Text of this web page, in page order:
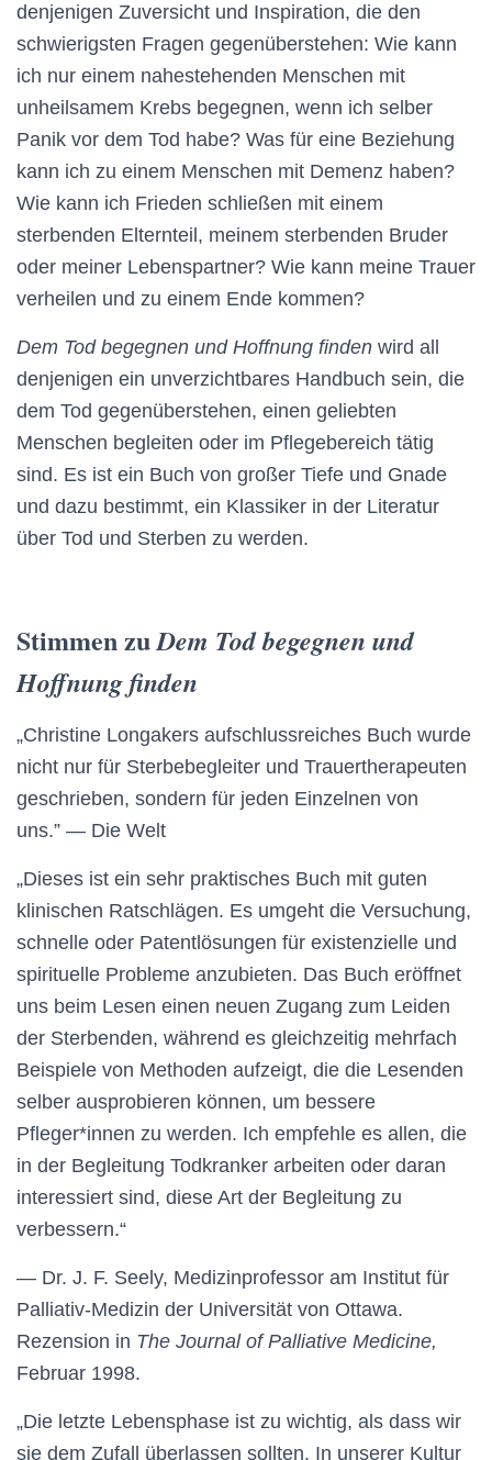
denjenigen Zuversicht und Inspiration, die den
schwierigsten Fragen gegenüberstehen: Wie kann
ich nur einem nahestehenden Menschen mit
unheilsamem Krebs begegnen, wenn ich selber
Panik vor dem Tod habe? Was für eine Beziehung
kann ich zu einem Menschen mit Demenz haben?
Wie kann ich Frieden schließen mit einem
sterbenden Elternteil, meinem sterbenden Bruder
oder meiner Lebenspartner? Wie kann meine Trauer
verheilen und zu einem Ende kommen?
Dem Tod begegnen und Hoffnung finden wird all
denjenigen ein unverzichtbares Handbuch sein, die
dem Tod gegenüberstehen, einen geliebten
Menschen begleiten oder im Pflegebereich tätig
sind. Es ist ein Buch von großer Tiefe und Gnade
und dazu bestimmt, ein Klassiker in der Literatur
über Tod und Sterben zu werden.
Stimmen zuDem Tod begegnen und
Hoffnung finden
„Christine Longakers aufschlussreiches Buch wurde
nicht nur für Sterbebegleiter und Trauertherapeuten
geschrieben, sondern für jeden Einzelnen von
uns.” — Die Welt
„Dieses ist ein sehr praktisches Buch mit guten
klinischen Ratschlägen. Es umgeht die Versuchung,
schnelle oder Patentlösungen für existenzielle und
spirituelle Probleme anzubieten. Das Buch eröffnet
uns beim Lesen einen neuen Zugang zum Leiden
der Sterbenden, während es gleichzeitig mehrfach
Beispiele von Methoden aufzeigt, die die Lesenden
selber ausprobieren können, um bessere
Pfleger*innen zu werden. Ich empfehle es allen, die
in der Begleitung Todkranker arbeiten oder daran
interessiert sind, diese Art der Begleitung zu
verbessern.“
— Dr. J. F. Seely, Medizinprofessor am Institut für
Palliativ-Medizin der Universität von Ottawa.
Rezension in The Journal of Palliative Medicine,
Februar 1998.
„Die letzte Lebensphase ist zu wichtig, als dass wir
sie dem Zufall überlassen sollten. In unserer Kultur